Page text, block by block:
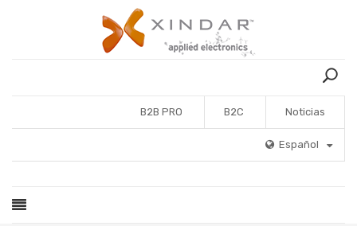
B2B PRO B2C Noticias
Español